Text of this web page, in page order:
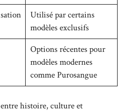
Utilisé par certains
modèles exclusifs
Options récentes pour
modèles modernes
comme Purosangue
histoire, culture et